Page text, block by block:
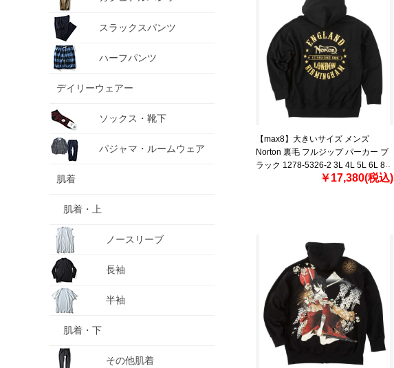
スラックスパンツ
ハーフパンツ
デイリーウェアー
ソックス・靴下
パジャマ・ルームウェア
肌着
肌着・上
ノースリーブ
長袖
半袖
肌着・下
その他肌着
【max8】大きいサイズ メンズ
Norton 裏毛 フルジップ パーカー ブ
ラック 1278-5326-2 3L 4L 5L 6L 8L
￥17,380(税込)